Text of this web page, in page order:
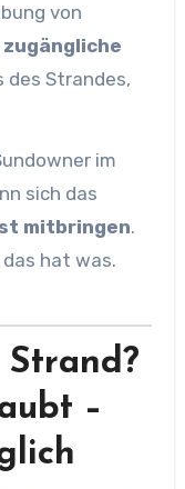
von
des Strandes,
im
sich das
mitbringen.
das hat was.
–